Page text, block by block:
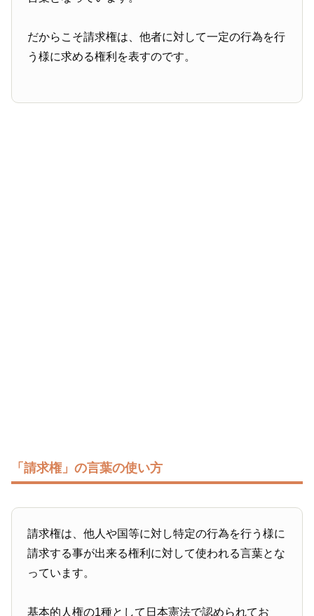
だからこそ請求権は、他者に対して一定の行為を行
う様に求める権利を表すのです。
「請求権」の言葉の使い方
請求権は、他人や国等に対し特定の行為を行う様に
請求する事が出来る権利に対して使われる言葉とな
っています。
基本的人権の1種として日本憲法で認められてお